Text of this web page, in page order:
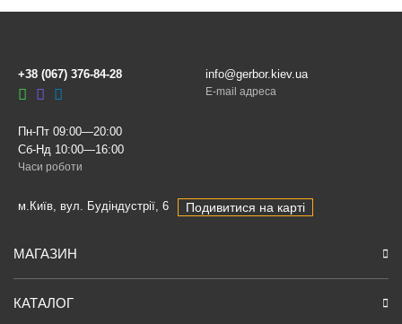
МАГАЗИН
КАТАЛОГ
+38 (067) 376-84-28 info@gerbor.kiev.ua
E-mail адреса
Пн-Пт 09:00—20:00
Сб-Нд 10:00—16:00
Часи роботи
м.Київ, вул. Будіндустрії, 6 Подивитися на карті